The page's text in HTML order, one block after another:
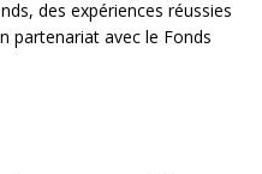
des expériences réussies
partenariat avec le Fonds